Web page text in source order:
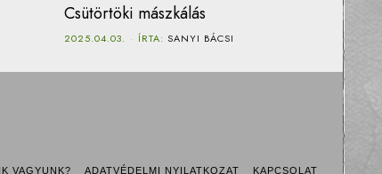
Csütörtöki mászkálás
2025.04.03. ÍRTA: SANYI BÁCSI
VAGYUNK? ADATVÉDELMI NYILATKOZAT KAPCSOLAT